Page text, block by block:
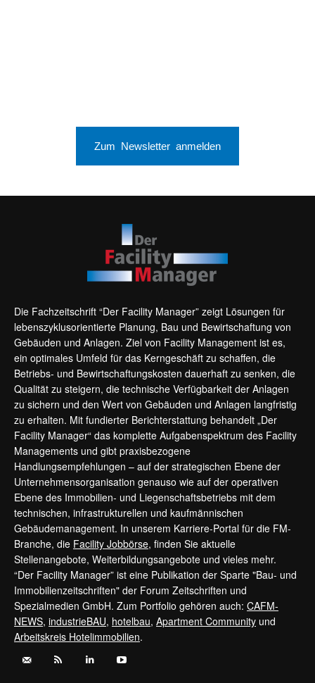
Zum Newsletter anmelden
Die Fachzeitschrift “Der Facility Manager” zeigt Lösungen für
lebenszyklusorientierte Planung, Bau und Bewirtschaftung von
Gebäuden und Anlagen. Ziel von Facility Management ist es,
ein optimales Umfeld für das Kerngeschäft zu schaffen, die
Betriebs- und Bewirtschaftungskosten dauerhaft zu senken, die
Qualität zu steigern, die technische Verfügbarkeit der Anlagen
zu sichern und den Wert von Gebäuden und Anlagen langfristig
zu erhalten. Mit fundierter Berichterstattung behandelt „Der
Facility Manager“ das komplette Aufgabenspektrum des Facility
Managements und gibt praxisbezogene
Handlungsempfehlungen – auf der strategischen Ebene der
Unternehmensorganisation genauso wie auf der operativen
Ebene des Immobilien- und Liegenschaftsbetriebs mit dem
technischen, infrastrukturellen und kaufmännischen
Gebäudemanagement. In unserem Karriere-Portal für die FM-
Branche, die Facility Jobbörse, finden Sie aktuelle
Stellenangebote, Weiterbildungsangebote und vieles mehr.
“Der Facility Manager” ist eine Publikation der Sparte "Bau- und
Immobilienzeitschriften" der Forum Zeitschriften und
Spezialmedien GmbH. Zum Portfolio gehören auch: CAFM-
NEWS, industrieBAU, hotelbau, Apartment Community und
Arbeitskreis Hotelimmobilien.